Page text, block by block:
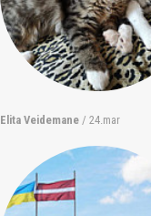
Elita Veidemane / 24.mar